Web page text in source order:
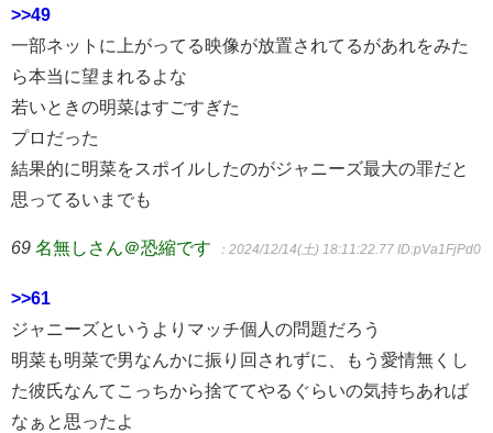
>>49
一部ネットに上がってる映像が放置されてるがあれをみた
ら本当に望まれるよな
若いときの明菜はすごすぎた
プロだった
結果的に明菜をスポイルしたのがジャニーズ最大の罪だと
思ってるいまでも
69 名無しさん＠恐縮です ：2024/12/14(土) 18:11:22.77 ID:pVa1FjPd0
>>61
ジャニーズというよりマッチ個人の問題だろう
明菜も明菜で男なんかに振り回されずに、もう愛情無くし
た彼氏なんてこっちから捨ててやるぐらいの気持ちあれば
なぁと思ったよ